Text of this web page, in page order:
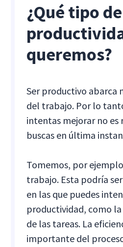
¿Qué tipo de
queremos?
Ser productivo abarca
del trabajo. Por lo
intentas mejorar no
buscas en última
Tomemos, por
trabajo. Esta podría
en las que puedes
productividad, como
de las tareas. La
importante del